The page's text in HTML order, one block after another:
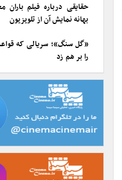
حقایقی درباره فیلم
بهانه نمایش آن از تلویزیون
«گل سنگ»؛ سریالی که
را بر هم زد